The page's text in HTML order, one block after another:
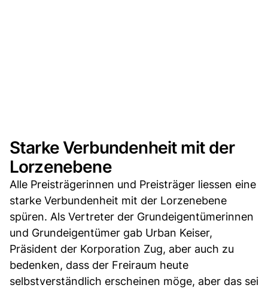
Starke Verbundenheit mit der
Lorzenebene
Alle Preisträgerinnen und Preisträger liessen eine
starke Verbundenheit mit der Lorzenebene
spüren. Als Vertreter der Grundeigentümerinnen
und Grundeigentümer gab Urban Keiser,
Präsident der Korporation Zug, aber auch zu
bedenken, dass der Freiraum heute
selbstverständlich erscheinen möge, aber das sei